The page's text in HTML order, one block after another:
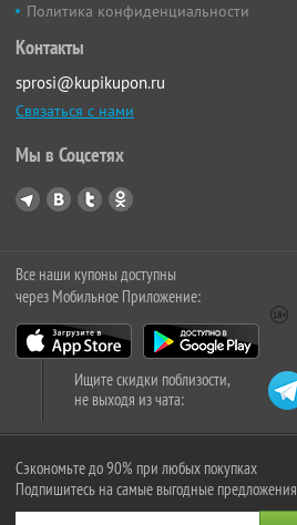
Политика конфиденциальности
Контакты
sprosi@kupikupon.ru
Связаться с нами
Мы в Соцсетях
Все наши купоны доступны
через Мобильное Приложение:
Ищите скидки поблизости,
не выходя из чата:
Сэкономьте до 90% при любых покупках
Подпишитесь на самые выгодные предложения